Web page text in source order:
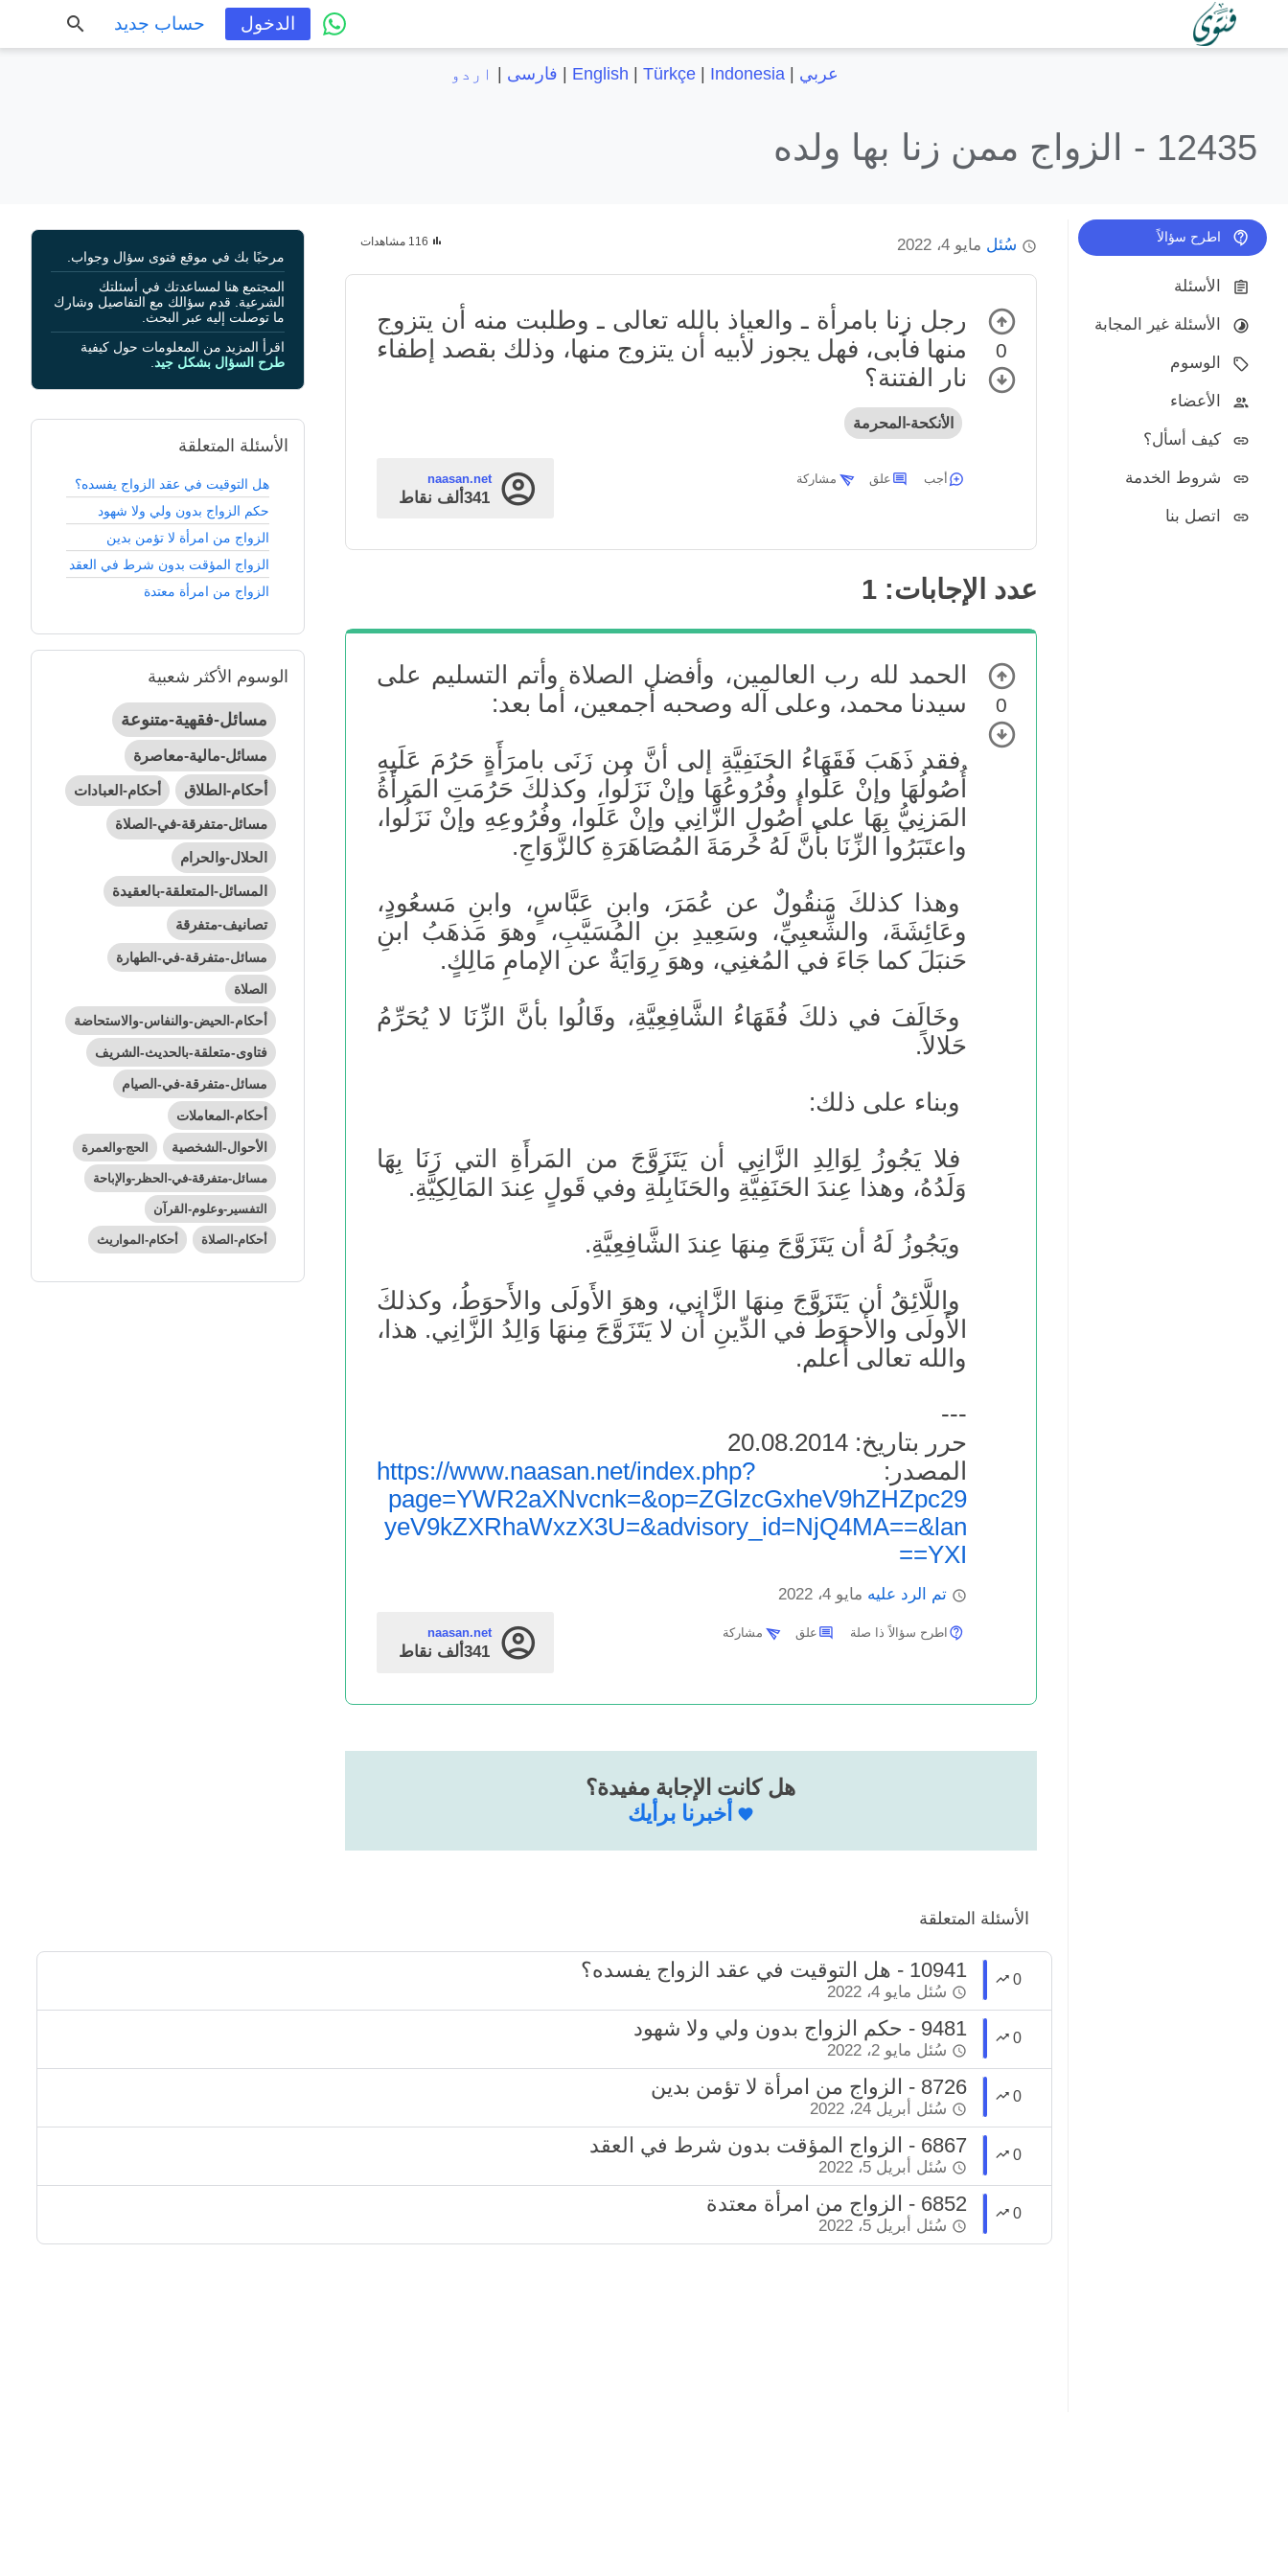
الدخول حساب جديد
عربي |
English Türkçe| Indonesia فارسی اردو
12435 - الزواج ممن زنا بها ولده
اطرح سؤالاً
الأسئلة
الأسئلة غير المجابة
الوسوم
الأعضاء
كيف أسأل؟
شروط الخدمة
اتصل بنا
سُئل مايو 4، 2022 116 مشاهدات
0
رجل زنا بامرأة ـ والعياذ بالله تعالى ـ وطلبت منه أن يتزوج
منها فأبى، فهل يجوز لأبيه أن يتزوج منها، وذلك بقصد إطفاء
نار الفتنة؟
الأنكحة-المحرمة
naasan.net
341ألف نقاط
أجب علق مشاركة
عدد الإجابات: 1
0
الحمد لله رب العالمين، وأفضل الصلاة وأتم التسليم على
سيدنا محمد، وعلى آله وصحبه أجمعين، أما بعد:
فقد ذَهَبَ فَقَهَاءُ الحَنَفِيَّةِ إلى أنَّ من زَنَى بامرَأَةٍ حَرُمَ عَلَيهِ
أُصُولُهَا وإنْ عَلَوا، وفُرُوعُهَا وإنْ نَزَلُوا، وكذلكَ حَرُمَتِ المَرأَةُ
المَزنِيُّ بِهَا على أُصُولِ الزَّانِي وإنْ عَلَوا، وفُرُوعِهِ وإنْ نَزَلُوا،
واعتَبَرُوا الزِّنَا بأَنَّ لَهُ حُرمَةَ المُصَاهَرَةِ كالزَّوَاجِ.
وهذا كذلكَ مَنقُولٌ عن عُمَرَ، وابنِ عَبَّاسٍ، وابنِ مَسعُودٍ،
وعَائِشَةَ، والشِّعبِيِّ، وسَعِيدِ بنِ المُسَيَّبِ، وهوَ مَذهَبُ ابنِ
حَنبَلَ كما جَاءَ في المُغنِي، وهوَ رِوَايَةٌ عن الإمامِ مَالِكٍ.
وخَالَفَ في ذلكَ فُقَهَاءُ الشَّافِعِيَّةِ، وقَالُوا بأنَّ الزِّنَا لا يُحَرِّمُ
حَلالاً.
وبناء على ذلك:
فلا يَجُوزُ لِوَالِدِ الزَّانِي أن يَتَزَوَّجَ من المَرأَةِ التي زَنَا بِهَا
وَلَدُهُ، وهذا عِندَ الحَنَفِيَّةِ والحَنَابِلَةِ وفي قَولٍ عِندَ المَالِكِيَّةِ.
ويَجُوزُ لَهُ أن يَتَزَوَّجَ مِنهَا عِندَ الشَّافِعِيَّةِ.
واللَّائِقُ أن يَتَزَوَّجَ مِنهَا الزَّانِي، وهوَ الأَولَى والأَحوَطُ، وكذلكَ
الأَولَى والأَحوَطُ في الدِّينِ أن لا يَتَزَوَّجَ مِنهَا وَالِدُ الزَّانِي. هذا،
والله تعالى أعلم.
---
حرر بتاريخ: 20.08.2014
المصدر:https://www.naasan.net/index.php?
page=YWR2aXNvcnk=&op=ZGlzcGxheV9hZHZpc29
yeV9kZXRhaWxzX3U=&advisory_id=NjQ4MA==&lan
=YXI=
تم الرد عليه مايو 4، 2022
naasan.net
341ألف نقاط
اطرح سؤالاً ذا صلة علق مشاركة
هل كانت الإجابة مفيدة؟
أخبرنا برأيك
مرحبًا بك في موقع فتوى سؤال وجواب.
المجتمع هنا لمساعدتك في أسئلتك
الشرعية. قدم سؤالك مع التفاصيل وشارك
ما توصلت إليه عبر البحث.
اقرأ المزيد من المعلومات حول كيفية
طرح السؤال بشكل جيد
الأسئلة المتعلقة
هل التوقيت في عقد الزواج يفسده؟
حكم الزواج بدون ولي ولا شهود
الزواج من امرأة لا تؤمن بدين
الزواج المؤقت بدون شرط في العقد
الزواج من امرأة معتدة
الوسوم الأكثر شعبية
مسائل-فقهية-متنوعة
مسائل-مالية-معاصرة
أحكام-الطلاق أحكام-العبادات
مسائل-متفرقة-في-الصلاة
الحلال-والحرام
المسائل-المتعلقة-بالعقيدة
تصانيف-متفرقة
مسائل-متفرقة-في-الطهارة
الصلاة
أحكام-الحيض-والنفاس-والاستحاضة
فتاوى-متعلقة-بالحديث-الشريف
مسائل-متفرقة-في-الصيام
أحكام-المعاملات
الأحوال-الشخصية الحج-والعمرة
مسائل-متفرقة-في-الحظر-والإباحة
التفسير-وعلوم-القرآن
أحكام-الصلاة أحكام-المواريث
الأسئلة المتعلقة
0 10941 - هل التوقيت في عقد الزواج يفسده؟
سُئل مايو 4، 2022
0 9481 - حكم الزواج بدون ولي ولا شهود
سُئل مايو 2، 2022
0 8726 - الزواج من امرأة لا تؤمن بدين
سُئل أبريل 24، 2022
0 6867 - الزواج المؤقت بدون شرط في العقد
سُئل أبريل 5، 2022
0 6852 - الزواج من امرأة معتدة
سُئل أبريل 5، 2022